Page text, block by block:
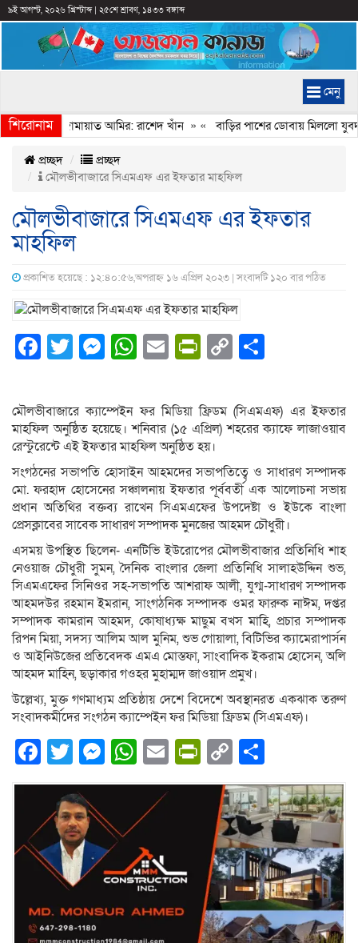
৯ই আগস্ট, ২০২৬ খ্রিস্টাব্দ| ২৫শে শ্রাবণ, ১৪৩৩ বঙ্গাব্দ
মেনু
শিরোনাম
করেন জামায়াত আমির: রাশেদ খাঁন» «বাড়ির পাশের ডোবায় মিললো
প্রচ্ছদ
প্রচ্ছদ
মৌলভীবাজারে সিএমএফ এর ইফতার মাহফিল
মৌলভীবাজারে সিএমএফ এর ইফতার
মাহফিল
প্রকাশিত হয়েছে : ১২:৪০:৫৬,অপরাহ্ন ১৬ এপ্রিল ২০২৩ | সংবাদটি ১২০ বার পঠিত
Facebook
Twitter
Messenger
WhatsApp
EmailPrintFriendly
Copy
মৌলভীবাজারে ক্যাম্পেইন ফর মিডিয়া ফ্রিডম (সিএমএফ) এর ইফতার
মাহফিল অনুষ্ঠিত হয়েছে। শনিবার (১৫ এপ্রিল) শহরের ক্যাফে লাজাওয়াব
রেস্টুরেন্টে এই ইফতার মাহফিল অনুষ্ঠিত হয়।
সংগঠনের সভাপতি হোসাইন আহমদের সভাপতিত্বে ও সাধারণ সম্পাদক
মো. ফরহাদ হোসেনের সঞ্চালনায় ইফতার পূর্ববর্তী এক আলোচনা সভায়
প্রধান অতিথির বক্তব্য রাখেন সিএম‌এফের উপদেষ্টা ও ইউকে বাংলা
প্রেসক্লাবের সাবেক সাধারণ সম্পাদক মুনজের আহমদ চৌধুরী।
এসময় উপস্থিত ছিলেন- এনটিভি ইউরোপের মৌলভীবাজার প্রতিনিধি শাহ
নেওয়াজ চৌধুরী সুমন, দৈনিক বাংলার জেলা প্রতিনিধি সালাহউদ্দিন শুভ,
সিএম‌এফের সিনিওর সহ-সভাপতি আশরাফ আলী, যুগ্ম-সাধারণ সম্পাদক
আহমদউর রহমান ইমরান, সাংগঠনিক সম্পাদক ওমর ফারুক নাঈম, দপ্তর
সম্পাদক কামরান আহমদ, কোষাধ্যক্ষ মাছুম বখস মাহি, প্রচার সম্পাদক
রিপন মিয়া, সদস্য আলিম আল মুনিম, শুভ গোয়ালা, বিটিভির ক্যামেরাপার্সন
ও আইনিউজের প্রতিবেদক এম‌এ মোস্তফা, সাংবাদিক ইকরাম হোসেন, অলি
আহমদ মাহিন, ছড়াকার গওহর মুহাম্মদ জাওয়াদ প্রমুখ।
উল্লেখ্য, মুক্ত গণমাধ্যম প্রতিষ্ঠায় দেশে বিদেশে অবস্থানরত একঝাক তরুণ
সংবাদকর্মীদের সংগঠন ক্যাম্পেইন ফর মিডিয়া ফ্রিডম (সিএমএফ)।
Facebook
Twitter
Messenger
WhatsApp
EmailPrintFriendly
Copy
Link